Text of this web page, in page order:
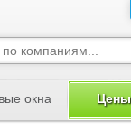
окна Цены